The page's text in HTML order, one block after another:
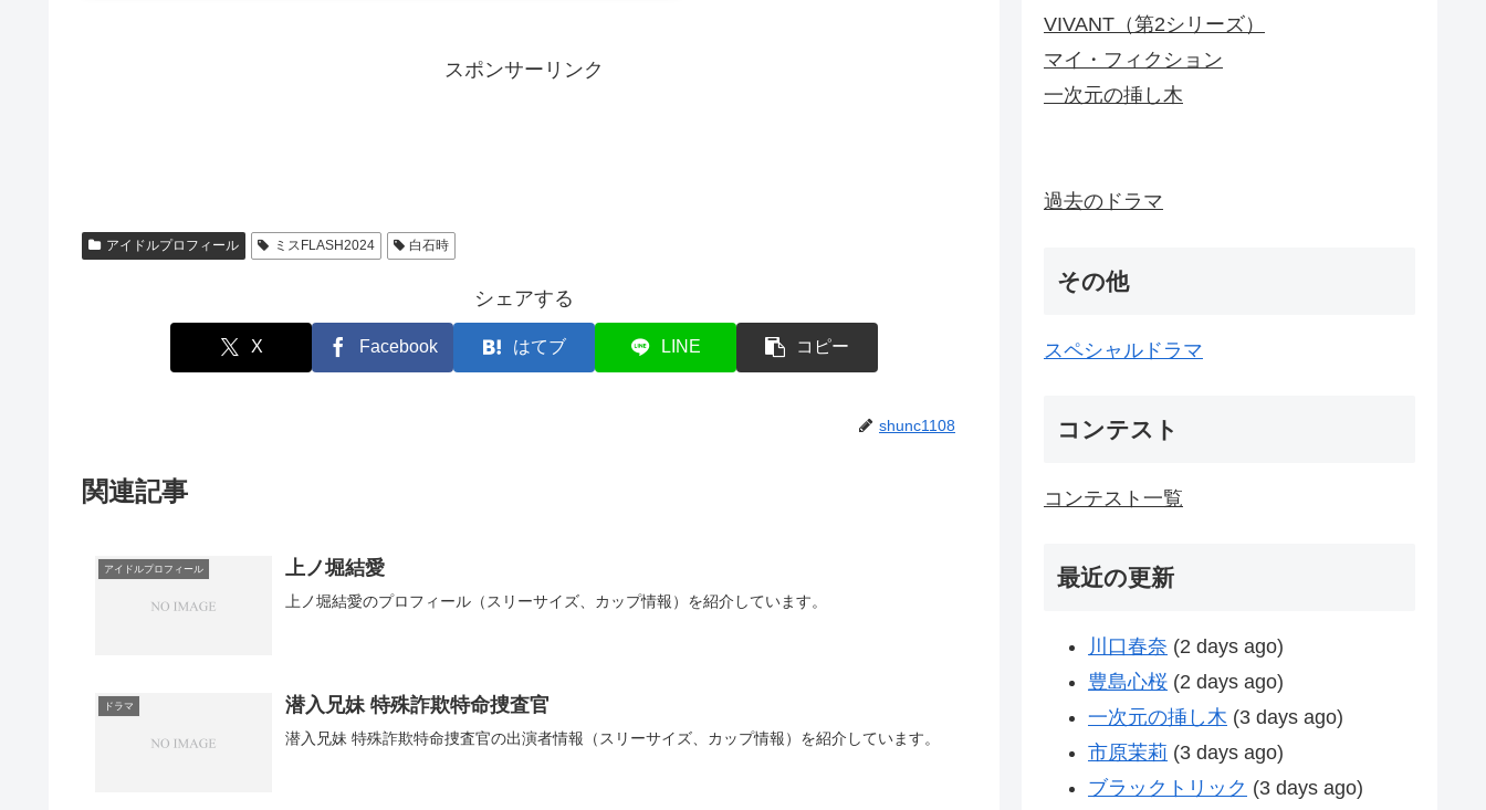
スポンサーリンク
アイドルプロフィール ミスFLASH2024 白石時
シェアする
X Facebook はてブ LINE コピー
shunc1108
関連記事
アイドルプロフィール 上ノ堀結愛
上ノ堀結愛のプロフィール（スリーサイズ、カップ情報）を紹介しています。
ドラマ 潜入兄妹 特殊詐欺特命捜査官
潜入兄妹 特殊詐欺特命捜査官の出演者情報（スリーサイズ、カップ情報）を紹介しています。
VIVANT（第2シリーズ）
マイ・フィクション
一次元の挿し木
過去のドラマ
その他
スペシャルドラマ
コンテスト
コンテスト一覧
最近の更新
川口春奈 (2 days ago)
豊島心桜 (2 days ago)
一次元の挿し木 (3 days ago)
市原茉莉 (3 days ago)
ブラックトリック (3 days ago)